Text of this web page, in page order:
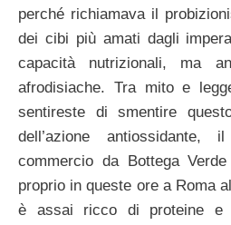
perché richiamava il
dei cibi più amati dagli
capacità nutrizionali, ma
afrodisiache. Tra mito e
sentireste di smentire
dell’azione
commercio da Bottega
proprio in queste ore a Roma
è assai ricco di proteine e